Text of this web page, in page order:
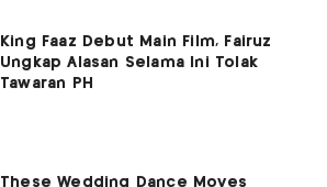
King Faaz Debut Main Film, Fairuz
Ungkap Alasan Selama Ini Tolak
Tawaran PH